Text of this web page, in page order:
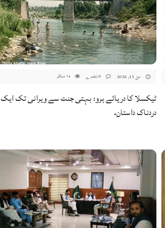
مئ 13, 2026 74 مناظر
ٹیکسلا کا دریائے ہرو: بہتی جنت سے ویرانی تک ایک
دردناک داستان.